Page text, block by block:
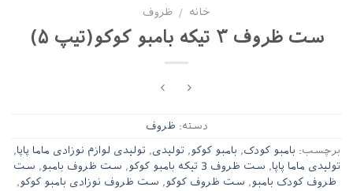
خانه / ظروف
ست ظروف ۳ تیکه بامبو کوکو(تیپ ۵)
دسته: ظروف
برچسب: بامبو کودک, بامبو کوکو , تولیدی, تولیدی لوازم نوزادی ماما پاپا,
تولیدی ماما پاپا, ست ظروف 3 تیکه بامبو کوکو , ست ظروف بامبو , ست
ظروف کودک بامبو , ست ظروف کوکو , ست ظروف نوزادی بامبو کوکو ,